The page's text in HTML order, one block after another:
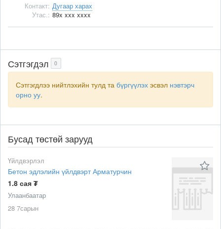
Контакт: Дугаар харах
Утас.: 89x xxx xxxx
Сэтгэгдэл 0
Сэтгэгдлээ нийтлэхийн тулд та бүргүүлэх эсвэл нэвтэрч
орно уу.
Бусад төстөй зарууд
Үйлдвэрлэл
Бетон эдлэлийн үйлдвэрт Арматурчин
1.8 сая ₮
Улаанбаатар
28 7сарын